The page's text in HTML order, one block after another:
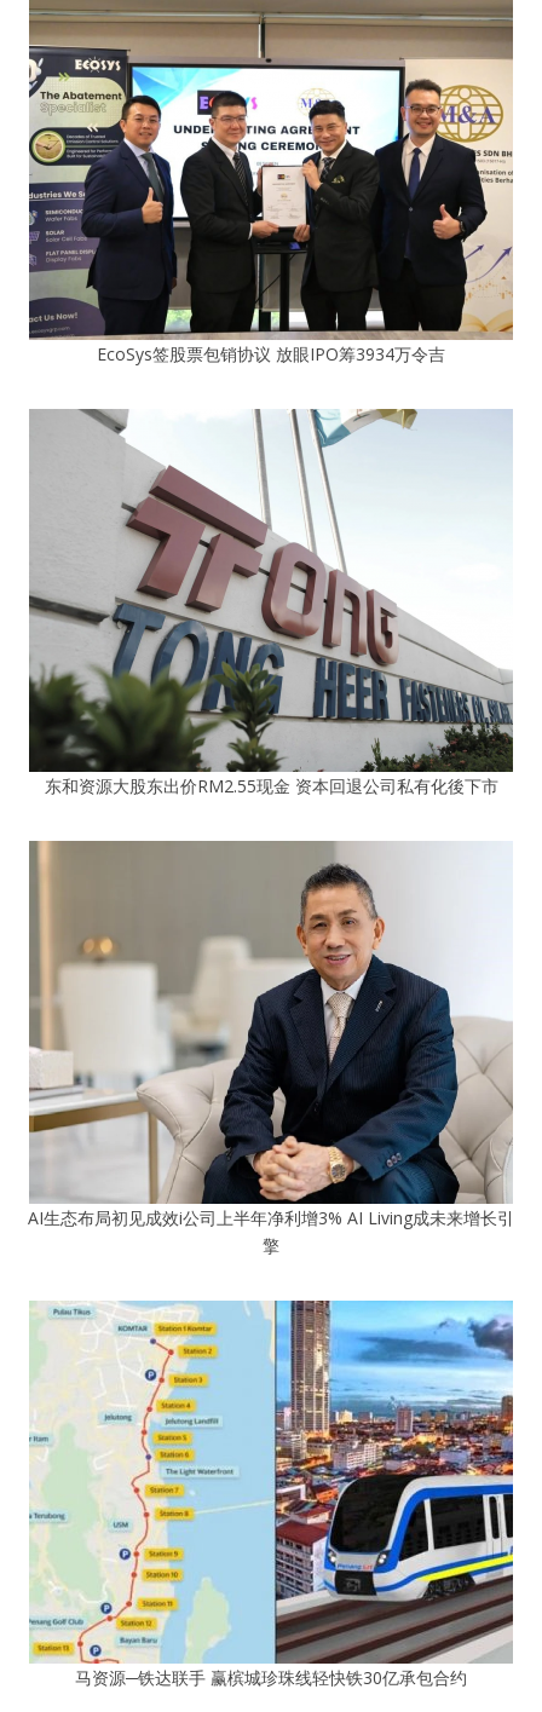
EcoSys签股票包销协议 放眼IPO筹3934万令吉
东和资源大股东出价RM2.55现金 资本回退公司私有化後下市
AI生态布局初见成效i公司上半年净利增3% AI Living成未来增长引
擎
马资源─铁达联手 赢槟城珍珠线轻快铁30亿承包合约